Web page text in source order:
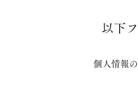
以下
個人情報